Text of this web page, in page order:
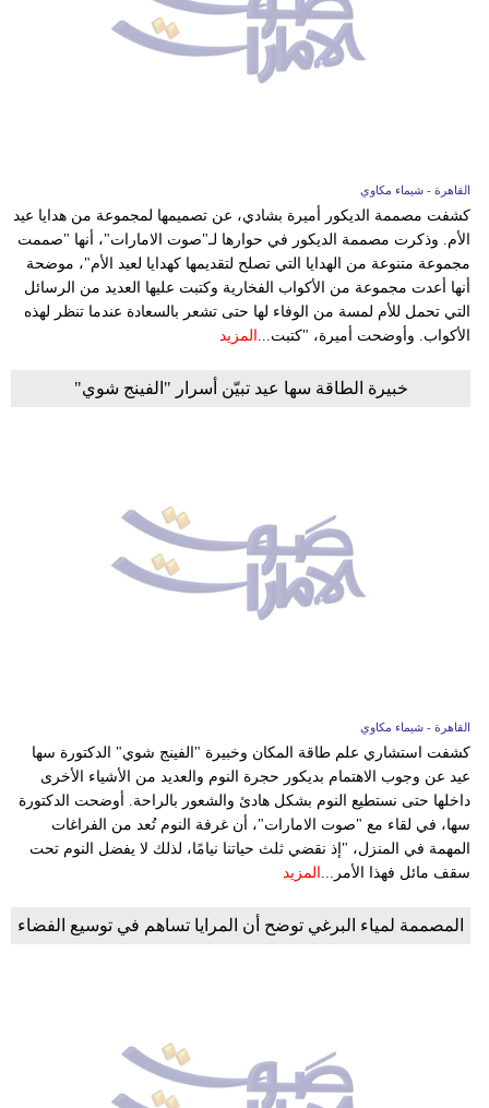
القاهرة - شيماء مكاوي
كشفت مصممة الديكور أميرة بشادي، عن تصميمها لمجموعة من هدايا عيد
الأم. وذكرت مصممة الديكور في حوارها لـ"صوت الامارات"، أنها "صممت
مجموعة متنوعة من الهدايا التي تصلح لتقديمها كهدايا لعيد الأم"، موضحة
أنها أعدت مجموعة من الأكواب الفخارية وكتبت عليها العديد من الرسائل
التي تحمل للأم لمسة من الوفاء لها حتى تشعر بالسعادة عندما تنظر لهذه
الأكواب. وأوضحت أميرة، "كتبت... المزيد
خبيرة الطاقة سها عيد تبيّن أسرار "الفينج شوي"
القاهرة - شيماء مكاوي
كشفت استشاري علم طاقة المكان وخبيرة "الفينج شوي" الدكتورة سها
عيد عن وجوب الاهتمام بديكور حجرة النوم والعديد من الأشياء الأخرى
داخلها حتى نستطيع النوم بشكل هادئ والشعور بالراحة. أوضحت الدكتورة
سها، في لقاء مع "صوت الامارات"، أن غرفة النوم تُعد من الفراغات
المهمة في المنزل، "إذ نقضي ثلث حياتنا نيامًا، لذلك لا يفضل النوم تحت
سقف مائل فهذا الأمر... المزيد
المصممة لمياء البرغي توضح أن المرايا تساهم في توسيع الفضاء